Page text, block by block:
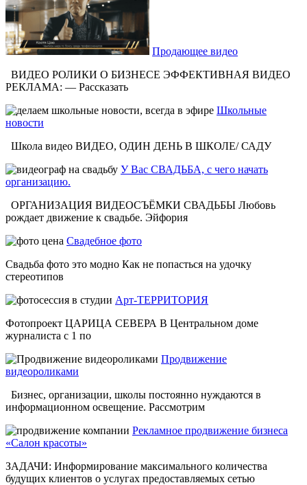
Продающее видео
ВИДЕО РОЛИКИ О БИЗНЕСЕ ЭФФЕКТИВНАЯ ВИДЕО
РЕКЛАМА: — Рассказать
Школьные
новости
Школа видео ВИДЕО, ОДИН ДЕНЬ В ШКОЛЕ/ САДУ
У Вас СВАДЬБА, с чего начать
организацию.
ОРГАНИЗАЦИЯ ВИДЕОСЪЁМКИ СВАДЬБЫ Любовь
рождает движение к свадьбе. Эйфория
Свадебное фото
Свадьба фото это модно Как не попасться на удочку
стереотипов
Арт-ТЕРРИТОРИЯ
Фотопроект ЦАРИЦА СЕВЕРА В Центральном доме
журналиста с 1 по
Продвижение
видеороликами
Бизнес, организации, школы постоянно нуждаются в
информационном освещение. Рассмотрим
Рекламное продвижение бизнеса
«Салон красоты»
ЗАДАЧИ: Информирование максимального количества
будущих клиентов о услугах предоставляемых сетью